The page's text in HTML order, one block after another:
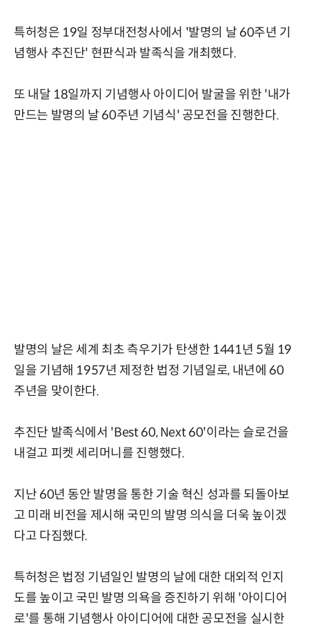
특허청은 19일 정부대전청사에서 '발명의 날 60주년 기
념행사 추진단' 현판식과 발족식을 개최했다.
또 내달 18일까지 기념행사 아이디어 발굴을 위한 '내가
만드는 발명의 날 60주년 기념식' 공모전을 진행한다.
발명의 날은 세계 최초 측우기가 탄생한 1441년 5월 19
일을 기념해 1957년 제정한 법정 기념일로, 내년에 60
주년을 맞이한다.
추진단 발족식에서 'Best 60, Next 60'이라는 슬로건을
내걸고 피켓 세리머니를 진행했다.
지난 60년 동안 발명을 통한 기술 혁신 성과를 되돌아보
고 미래 비전을 제시해 국민의 발명 의식을 더욱 높이겠
다고 다짐했다.
특허청은 법정 기념일인 발명의 날에 대한 대외적 인지
도를 높이고 국민 발명 의욕을 증진하기 위해 '아이디어
로'를 통해 기념행사 아이디어에 대한 공모전을 실시한